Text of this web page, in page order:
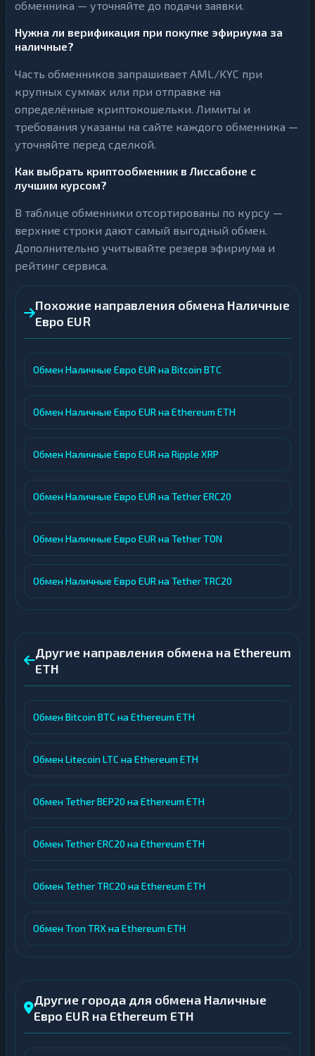
обменника — уточняйте до подачи заявки.
Нужна ли верификация при покупке эфириума за
наличные?
Часть обменников запрашивает AML/KYC при
крупных суммах или при отправке на
определённые криптокошельки. Лимиты и
требования указаны на сайте каждого обменника —
уточняйте перед сделкой.
Как выбрать криптообменник в Лиссабоне с
лучшим курсом?
В таблице обменники отсортированы по курсу —
верхние строки дают самый выгодный обмен.
Дополнительно учитывайте резерв эфириума и
рейтинг сервиса.
Похожие направления обмена Наличные
Евро EUR
Обмен Наличные Евро EUR на Bitcoin BTC
Обмен Наличные Евро EUR на Ethereum ETH
Обмен Наличные Евро EUR на Ripple XRP
Обмен Наличные Евро EUR на Tether ERC20
Обмен Наличные Евро EUR на Tether TON
Обмен Наличные Евро EUR на Tether TRC20
Другие направления обмена на Ethereum
ETH
Обмен Bitcoin BTC на Ethereum ETH
Обмен Litecoin LTC на Ethereum ETH
Обмен Tether BEP20 на Ethereum ETH
Обмен Tether ERC20 на Ethereum ETH
Обмен Tether TRC20 на Ethereum ETH
Обмен Tron TRX на Ethereum ETH
Другие города для обмена Наличные
Евро EUR на Ethereum ETH